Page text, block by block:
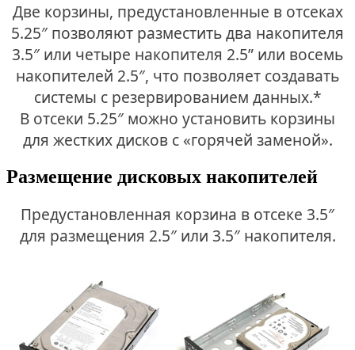
Две корзины, предустановленные в отсеках
5.25″ позволяют разместить два накопителя
3.5″ или четыре накопителя 2.5” или восемь
накопителей 2.5″, что позволяет создавать
системы с резервированием данных.*
В отсеки 5.25″ можно установить корзины
для жестких дисков с «горячей заменой».
Размещение дисковых накопителей
Предустановленная корзина в отсеке 3.5″
для размещения 2.5″ или 3.5″ накопителя.